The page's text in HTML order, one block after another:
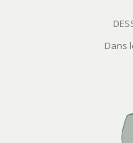
Dans